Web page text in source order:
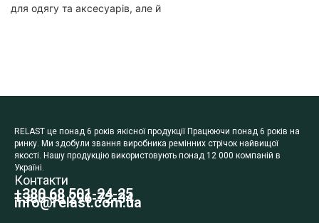
для одягу та аксесуарів, але й
RELAST це понад 6 років якісної продукції Працюючи понад 6 років на
ринку. Ми здобули звання виробника ремінних стрічок найвищої
якості. Нашу продукцію використовують понад 12 000 компаній в
Україні.
Контакти
+380 68 501-24-25
+380 98 296-72-34
info@relast.com.ua